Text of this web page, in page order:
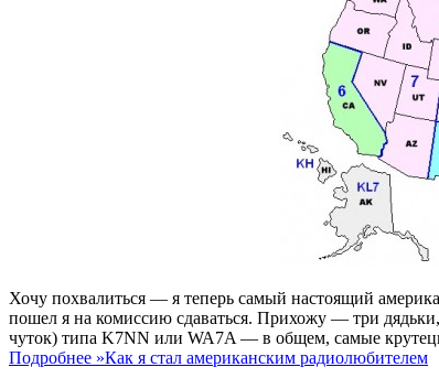
Хочу похвалиться — я теперь самый настоящий
пошел я на комиссию сдаваться. Прихожу — три
чуток) типа K7NN или WA7A — в общем, самые
Подробнее »Как я стал американским радиолюбителем